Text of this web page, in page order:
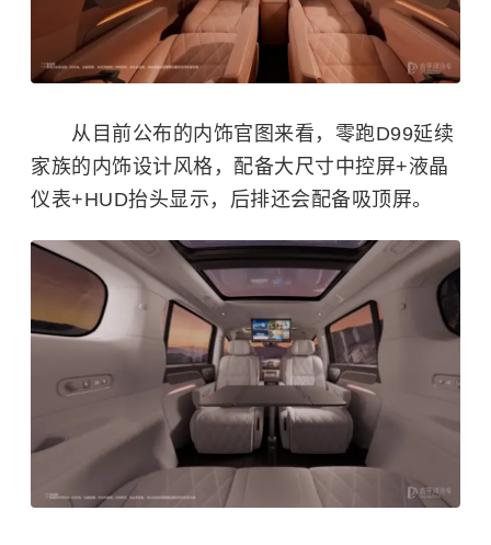
从目前公布的内饰官图来看，零跑D99延续
家族的内饰设计风格，配备大尺寸中控屏+液晶
仪表+HUD抬头显示，后排还会配备吸顶屏。